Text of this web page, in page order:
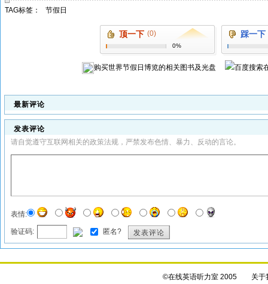
TAG标签： 节假日
顶一下 (0)
0%
踩一下
购买世界节假日博览的相关图书及光盘
最新评论
发表评论
请自觉遵守互联网相关的政策法规，严禁发布色情、暴力、反动的言论。
表情:
验证码: 匿名? 发表评论
©在线英语听力室 2005 关于